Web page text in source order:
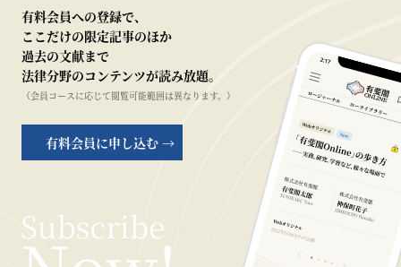
有料会員への登録で、
ここだけの限定記事のほか
過去の文献まで
法律分野のコンテンツが読み放題。
（会員コースに応じて閲覧可能範囲は異なります。）
有料会員に申し込む →